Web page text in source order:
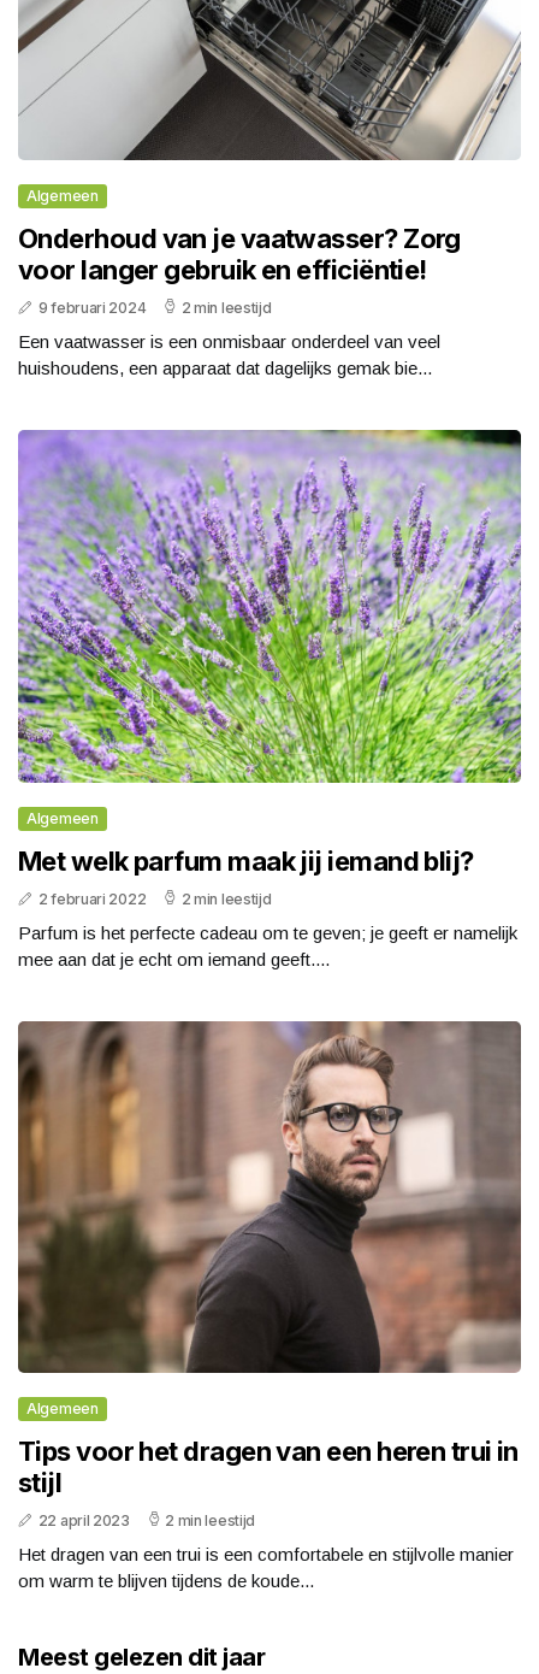
Algemeen
Onderhoud van je vaatwasser? Zorg
voor langer gebruik en efficiëntie!
9 februari 2024 2 min leestijd
Een vaatwasser is een onmisbaar onderdeel van veel
huishoudens, een apparaat dat dagelijks gemak bie...
Algemeen
Met welk parfum maak jij iemand blij?
2 februari 2022 2 min leestijd
Parfum is het perfecte cadeau om te geven; je geeft er namelijk
mee aan dat je echt om iemand geeft....
Algemeen
Tips voor het dragen van een heren trui in
stijl
22 april 2023 2 min leestijd
Het dragen van een trui is een comfortabele en stijlvolle manier
om warm te blijven tijdens de koude...
Meest gelezen dit jaar